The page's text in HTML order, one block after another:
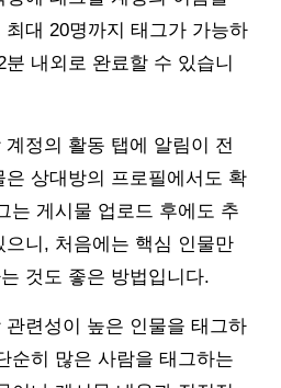
대 20명까지 태그가 가능하
내외로 완료할 수 있습니
정의 활동 탭에 알림이 전
상대방의 프로필에서도 확
는 게시물 업로드 후에도 추
니, 처음에는 핵심 인물만
것도 좋은 방법입니다.
련성이 높은 인물을 태그하
순히 많은 사람을 태그하는